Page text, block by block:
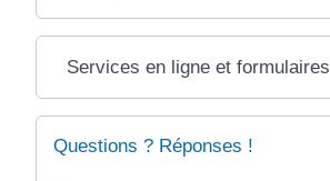
Services en ligne et formulaires
Questions ? Réponses !